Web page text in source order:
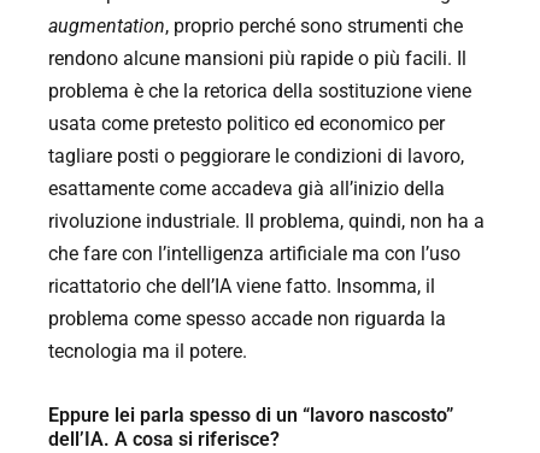
augmentation, proprio perché sono strumenti che
rendono alcune mansioni più rapide o più facili. Il
problema è che la retorica della sostituzione viene
usata come pretesto politico ed economico per
tagliare posti o peggiorare le condizioni di lavoro,
esattamente come accadeva già all’inizio della
rivoluzione industriale. Il problema, quindi, non ha a
che fare con l’intelligenza artificiale ma con l’uso
ricattatorio che dell’IA viene fatto. Insomma, il
problema come spesso accade non riguarda la
tecnologia ma il potere.
Eppure lei parla spesso di un “lavoro nascosto”
dell’IA. A cosa si riferisce?